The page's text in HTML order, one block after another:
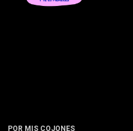
POR MIS COJONES